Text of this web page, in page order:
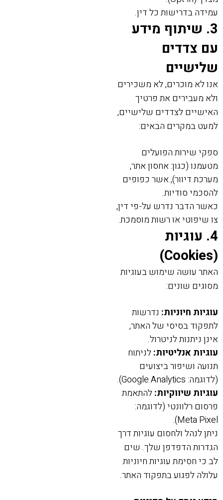
עמידה בדרישות כל דין.
3. שיתוף מידע
עם צדדים
שלישיים
אנו לא מוכרים, לא משכירים
ולא מעבירים את פרטיך
האישיים לצדדים שלישיים,
למעט במקרים הבאים:
ספקי שירות הפועלים
מטעמנו (כגון: אחסון אתר,
מערכת דיוור), אשר כפופים
להסכמי סודיות.
כאשר הדבר נדרש על-פי דין,
צו שיפוטי או רשות מוסמכת.
4. עוגיות
(Cookies)
האתר עושה שימוש בעוגיות
מסוגים שונים:
עוגיות חיוניות: נדרשות
לתפקוד בסיסי של האתר,
אינן ניתנות לניטרול.
עוגיות אנליטיות:לניתוח
תנועה ושיפור ביצועים
(לדוגמה: Google Analytics).
עוגיות שיווקיות:להתאמת
פרסום רלוונטי (לדוגמה:
Meta Pixel).
ניתן לנהל ולחסום עוגיות דרך
הגדרות הדפדפן שלך. שים
לב כי חסימת עוגיות חיוניות
עלולה לפגוע בתפקוד האתר.